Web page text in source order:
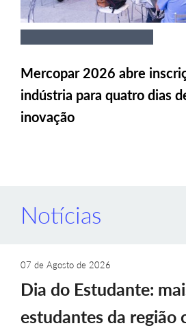
Mercopar 2026 abre
indústria para quatro dias
inovação
Notícias
07 de Agosto de 2026
Dia do Estudante:
estudantes da região